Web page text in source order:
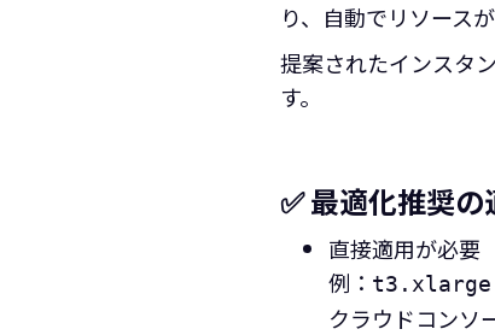
り、自動でリソース
提案されたインスタ
す。
✅ 最適化推奨
直接適用が必要
例： t3.xlarge
クラウドコンソ